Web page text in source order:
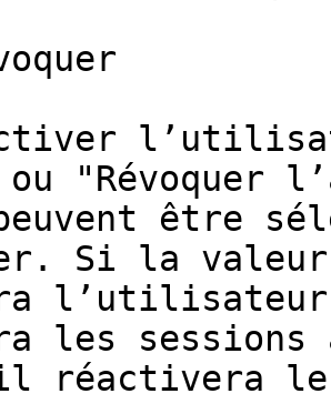
"Révoquer
être
Si la
les
réactivera le